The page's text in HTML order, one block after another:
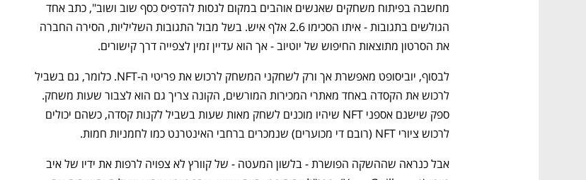
את הסרטון מתוצאות החיפוש של יוטיוב - אך הוא עדיין זמין לצפייה דרך קישורים.
לרכוש ציורי NFT (רובם די מכוערים) שנמכרים ברחבי האינטרנט כמו לחמניות חמות.